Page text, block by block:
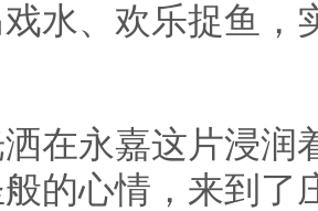
水、欢乐捉鱼，
在永嘉这片浸润
的心情，来到了